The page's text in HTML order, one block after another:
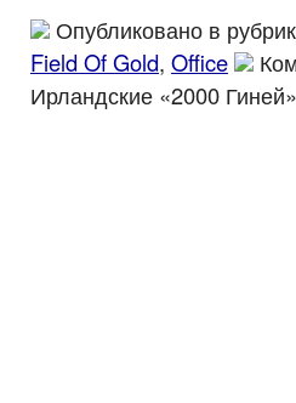
Опубликовано в
Field Of Gold, Office
Ирландские «2000